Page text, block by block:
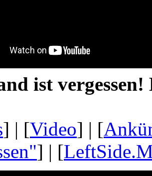
ist
] | [Video] | [
] | [